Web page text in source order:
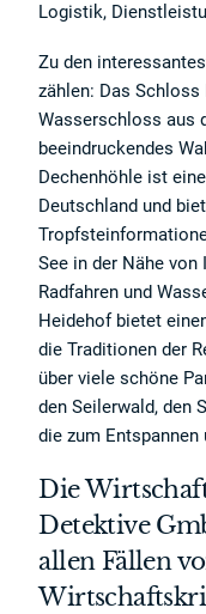
Logistik,
Zu den
zählen: Das
Wasserschloss aus
beeindruckendes
Dechenhöhle ist
Deutschland und
See in der Nähe von
Radfahren und
Heidehof bietet
die Traditionen der
über viele schöne
den Seilerwald, den
die zum Entspannen
Die
Detektive
allen Fällen